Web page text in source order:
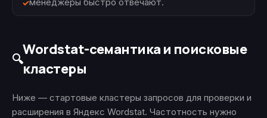
🔍
Wordstat-семантика и поисковые
кластеры
Ниже — стартовые кластеры запросов для проверки и
расширения в Яндекс Wordstat. Частотность нужно